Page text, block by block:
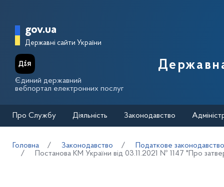
Головна сторінка Державної
gov.ua
Державні сайти України
Єдиний державний
вебпортал електронних послуг
Про Службу Діяльність Законодавство
Головна Законодавство
Податкове законодавство
Постанова КМ України від 03.11.2021 № 1147 "Про